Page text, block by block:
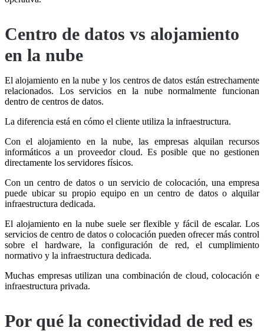
Centro de datos vs alojamiento
en la nube
El alojamiento en la nube y los centros de datos están estrechamente
relacionados. Los servicios en la nube normalmente funcionan
dentro de centros de datos.
La diferencia está en cómo el cliente utiliza la infraestructura.
Con el alojamiento en la nube, las empresas alquilan recursos
informáticos a un proveedor cloud. Es posible que no gestionen
directamente los servidores físicos.
Con un centro de datos o un servicio de colocación, una empresa
puede ubicar su propio equipo en un centro de datos o alquilar
infraestructura dedicada.
El alojamiento en la nube suele ser flexible y fácil de escalar. Los
servicios de centro de datos o colocación pueden ofrecer más control
sobre el hardware, la configuración de red, el cumplimiento
normativo y la infraestructura dedicada.
Muchas empresas utilizan una combinación de cloud, colocación e
infraestructura privada.
Por qué la conectividad de red es